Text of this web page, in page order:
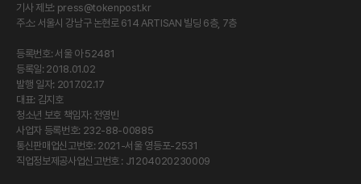
기사 제보: press@tokenpost.kr
주소: 서울시 강남구 논현로 614 ARTISAN 빌딩 6층, 7층
등록번호: 서울 아 52481
등록일: 2018.01.02
발행 일자: 2017.02.17
대표: 김지호
청소년 보호 책임자: 전영빈
사업자 등록번호: 232-88-00885
통신판매업신고번호: 2021-서울 영등포-2531
직업정보제공사업신고번호 : J1204020230009